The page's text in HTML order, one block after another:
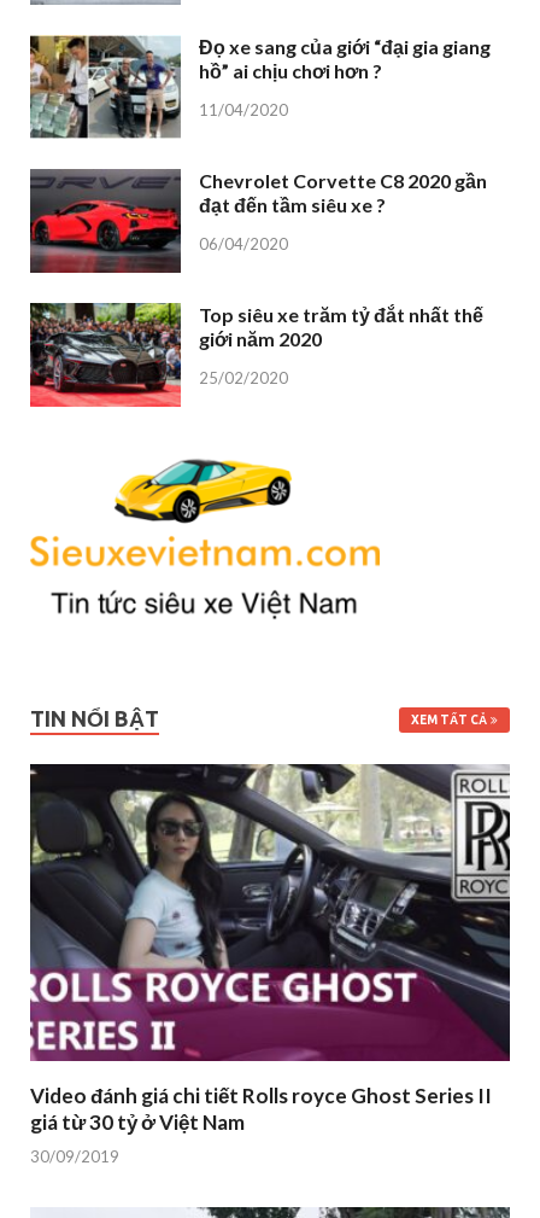
Đọ xe sang của giới “đại gia giang
hồ” ai chịu chơi hơn ?
11/04/2020
Chevrolet Corvette C8 2020 gần
đạt đến tầm siêu xe ?
06/04/2020
Top siêu xe trăm tỷ đắt nhất thế
giới năm 2020
25/02/2020
TIN NỔI BẬT XEM TẤT CẢ
Video đánh giá chi tiết Rolls royce Ghost Series II
giá từ 30 tỷ ở Việt Nam
30/09/2019